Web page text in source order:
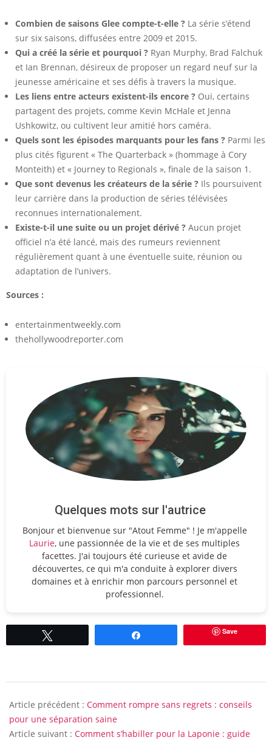
Combien de saisons Glee compte-t-elle ? La série s’étend
sur six saisons, diffusées entre 2009 et 2015.
Qui a créé la série et pourquoi ? Ryan Murphy, Brad Falchuk
et Ian Brennan, désireux de proposer un regard neuf sur la
jeunesse américaine et ses défis à travers la musique.
Les liens entre acteurs existent-ils encore ? Oui, certains
partagent des projets, comme Kevin McHale et Jenna
Ushkowitz, ou cultivent leur amitié hors caméra.
Quels sont les épisodes marquants pour les fans ? Parmi les
plus cités figurent « The Quarterback » (hommage à Cory
Monteith) et « Journey to Regionals », finale de la saison 1.
Que sont devenus les créateurs de la série ? Ils poursuivent
leur carrière dans la production de séries télévisées
reconnues internationalement.
Existe-t-il une suite ou un projet dérivé ? Aucun projet
officiel n’a été lancé, mais des rumeurs reviennent
régulièrement quant à une éventuelle suite, réunion ou
adaptation de l’univers.
Sources :
entertainmentweekly.com
thehollywoodreporter.com
Quelques mots sur l'autrice
Bonjour et bienvenue sur "Atout Femme" ! Je m'appelle
Laurie, une passionnée de la vie et de ses multiples
facettes. J'ai toujours été curieuse et avide de
découvertes, ce qui m'a conduite à explorer divers
domaines et à enrichir mon parcours personnel et
professionnel.
Save
01-
20
Article précédent : Comment rompre sans regrets : conseils
pour une séparation saine
Article suivant : Comment s’habiller pour la Laponie : guide